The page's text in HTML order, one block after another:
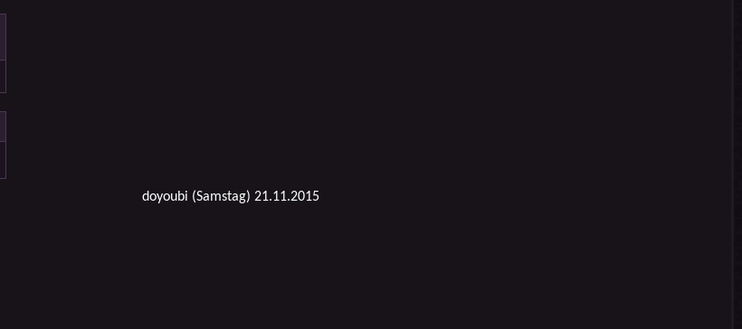
doyoubi (Samstag) 21.11.2015